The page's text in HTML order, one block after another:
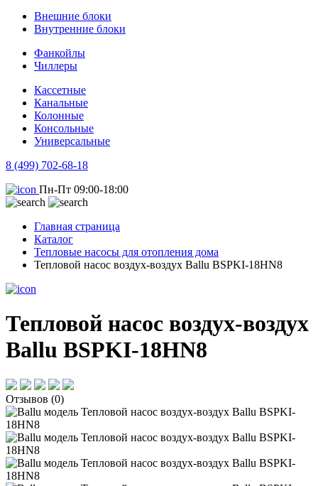
Внешние блоки
Внутренние блоки
Фанкойлы
Чиллеры
Кассетные
Канальные
Колонные
Консольные
Универсальные
8 (499) 702-68-18
Пн-Пт 09:00-18:00
Главная страница
Каталог
Тепловые насосы для отопления дома
Тепловой насос воздух-воздух Ballu BSPKI-18HN8
Тепловой насос воздух-воздух
Ballu BSPKI-18HN8
Отзывов (0)